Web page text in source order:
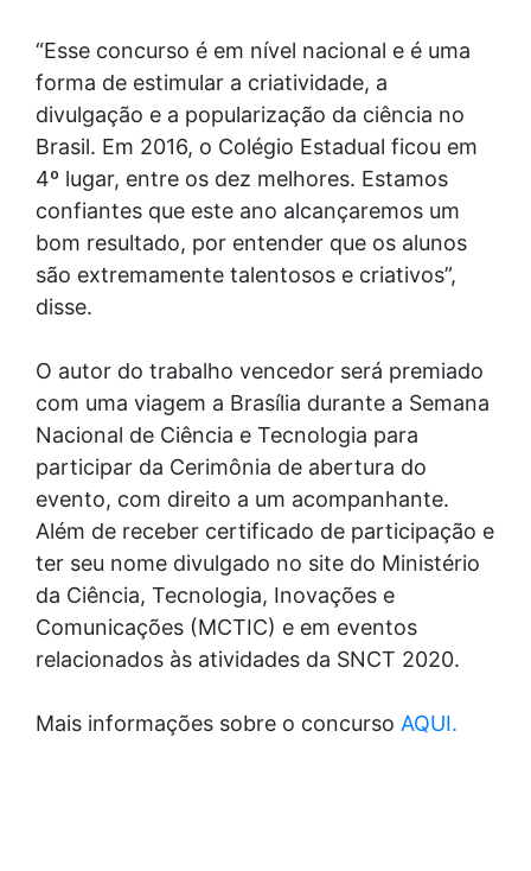
“Esse concurso é em nível nacional e é uma
forma de estimular a criatividade, a
divulgação e a popularização da ciência no
Brasil. Em 2016, o Colégio Estadual ficou em
4º lugar, entre os dez melhores. Estamos
confiantes que este ano alcançaremos um
bom resultado, por entender que os alunos
são extremamente talentosos e criativos”,
disse.
O autor do trabalho vencedor será premiado
com uma viagem a Brasília durante a Semana
Nacional de Ciência e Tecnologia para
participar da Cerimônia de abertura do
evento, com direito a um acompanhante.
Além de receber certificado de participação e
ter seu nome divulgado no site do Ministério
da Ciência, Tecnologia, Inovações e
Comunicações (MCTIC) e em eventos
relacionados às atividades da SNCT 2020.
Mais informações sobre o concurso AQUI.